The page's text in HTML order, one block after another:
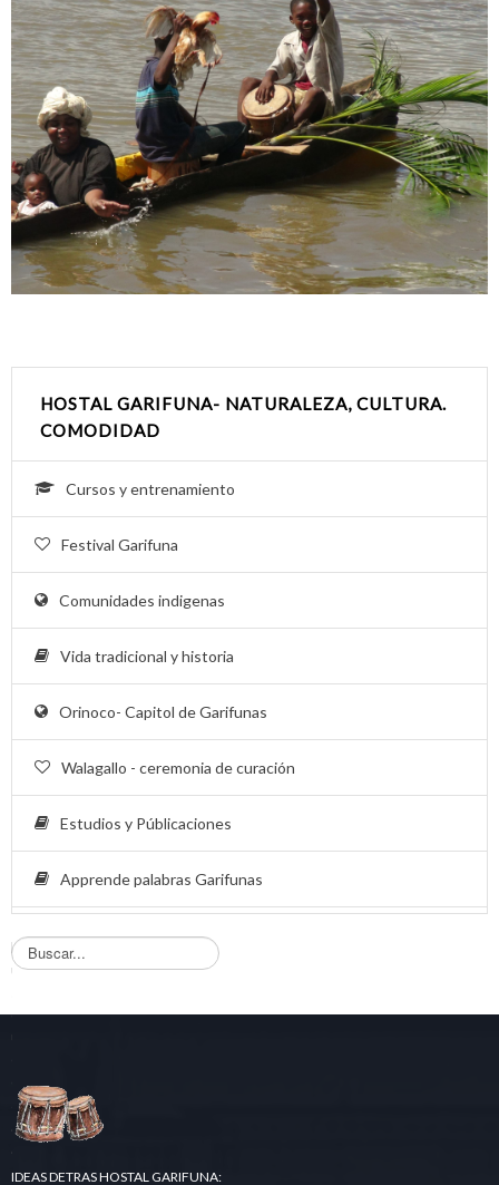
HOSTAL GARIFUNA- NATURALEZA, CULTURA.
COMODIDAD
Cursos y entrenamiento
Festival Garifuna
Comunidades indigenas
Vida tradicional y historia
Orinoco- Capitol de Garifunas
Walagallo - ceremonia de curación
Estudios y Públicaciones
Apprende palabras Garifunas
B
u
q
a
.IDEAS DETRAS HOSTAL GARIFUNA: